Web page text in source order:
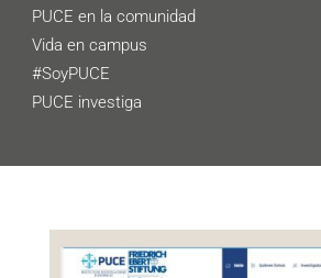
PUCE en la comunidad
Vida en campus
#SoyPUCE
PUCE investiga